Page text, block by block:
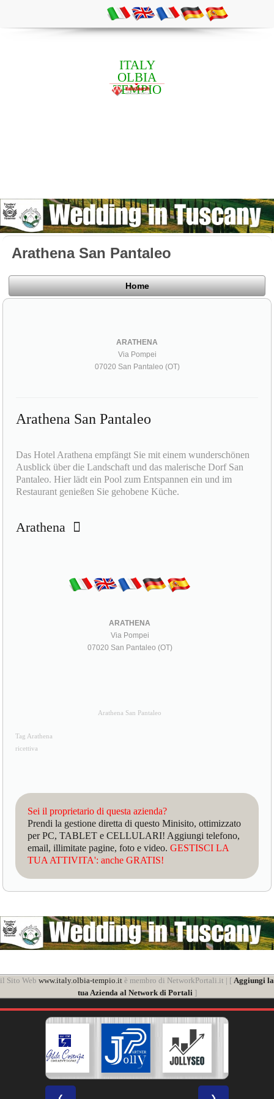
ITALY
OLBIA
TEMPIO
Arathena San Pantaleo
Home
ARATHENA
Via Pompei
07020 San Pantaleo (OT)
Arathena San Pantaleo
Das Hotel Arathena empfängt Sie mit einem wunderschönen
Ausblick über die Landschaft und das malerische Dorf San
Pantaleo. Hier lädt ein Pool zum Entspannen ein und im
Restaurant genießen Sie gehobene Küche.
Arathena
ARATHENA
Via Pompei
07020 San Pantaleo (OT)
Arathena San Pantaleo
Tag Arathena
ricettiva
Sei il proprietario di questa azienda?
Prendi la gestione diretta di questo Minisito, ottimizzato
per PC, TABLET e CELLULARI! Aggiungi telefono,
email, illimitate pagine, foto e video.GESTISCI LA
TUA ATTIVITA': anche GRATIS!
il Sito Web www.italy.olbia-tempio.it è membro di NetworkPortali.it | [ Aggiungi la
tua Azienda al Network di Portali]